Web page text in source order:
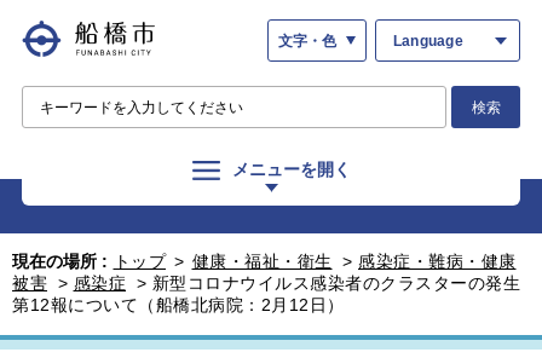
文字・色 Language
検索
メニューを開く
現在の場所 : トップ > 健康・福祉・衛生 > 感染症・難病・健康
被害 > 感染症 > 新型コロナウイルス感染者のクラスターの発生
第12報について（船橋北病院：2月12日）